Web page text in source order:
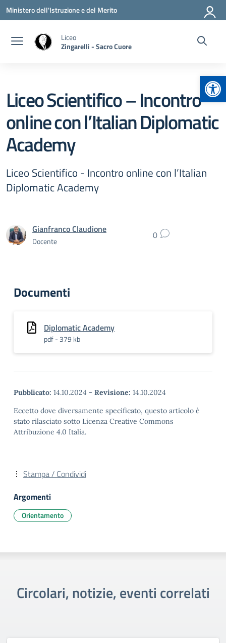
Vai ai contenuti
Vai al menu di navigazione
Vai al footer
Ministero dell'Istruzione e del Merito
Liceo
Zingarelli - Sacro Cuore
Liceo Scientifico – Incontro
online con l’Italian Diplomatic
Academy
Liceo Scientifico - Incontro online con l’Italian
Diplomatic Academy
Gianfranco Claudione
Docente 0
Documenti
Diplomatic Academy
pdf - 379 kb
Pubblicato: 14.10.2024 - Revisione: 14.10.2024
Eccetto dove diversamente specificato, questo articolo è
stato rilasciato sotto Licenza Creative Commons
Attribuzione 4.0 Italia.
Stampa / Condividi
Argomenti
Orientamento
Circolari, notizie, eventi correlati